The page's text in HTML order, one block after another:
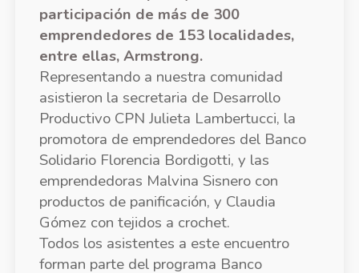
emprendedores de 153 localidades,
entre ellas, Armstrong.
Representando a nuestra comunidad
asistieron la secretaria de Desarrollo
Productivo CPN Julieta Lambertucci, la
promotora de emprendedores del Banco
Solidario Florencia Bordigotti, y las
emprendedoras Malvina Sisnero con
productos de panificación, y Claudia
Gómez con tejidos a crochet.
Todos los asistentes a este encuentro
forman parte del programa Banco
Solidario.